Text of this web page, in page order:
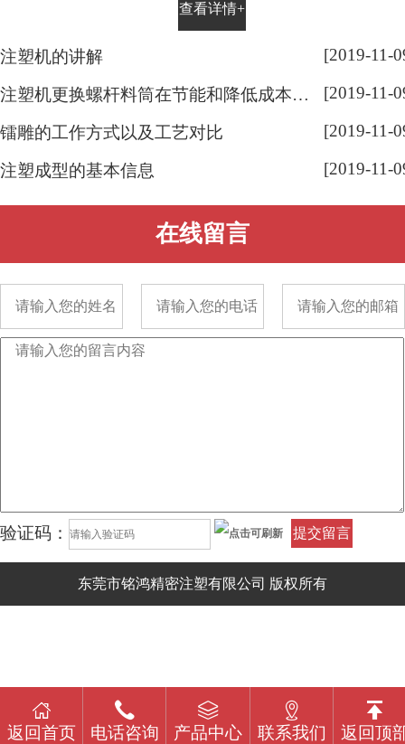
源电压降低为电镀工艺所需要的电
频(50Hz)变压器，高频开关电源中
使用的是高频(10～50kHz)变压器。
查看详情+
注塑机的讲解 [2019-11-
注塑机更换螺杆料筒在节能和降低成本有显著效果 [2019-11-
镭雕的工作方式以及工艺对比 [2019-11-
注塑成型的基本信息 [2019-11-
在线留言
验证码： 提交留言
东莞市铭鸿精密注塑有限公司 版权所有
返回首页 电话咨询 产品中心 联系我们 返回顶